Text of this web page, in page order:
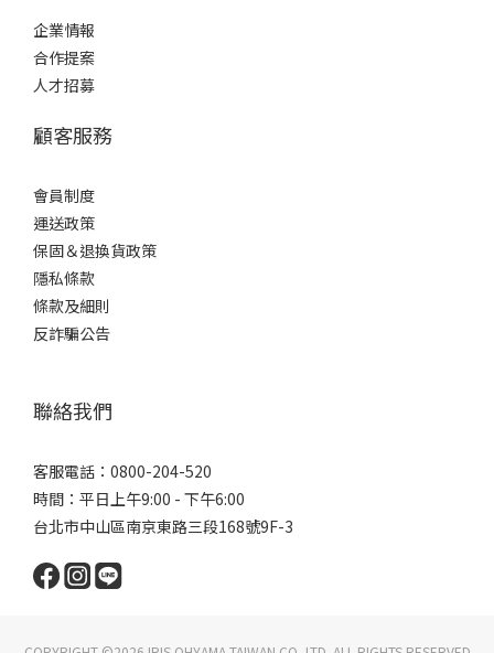
企業情報
合作提案
人才招募
顧客服務
會員制度
運送政策
保固＆退換貨政策
隱私條款
條款及細則
反詐騙公告
聯絡我們
客服電話：0800-204-520
時間：平日上午9:00 - 下午6:00
台北市中山區南京東路三段168號9F-3